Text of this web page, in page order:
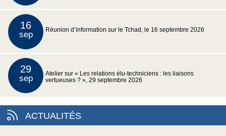
16
sep Réunion d’information sur le Tchad, le 16 septembre 2026
29
sep
Atelier sur « Les relations élu-techniciens : les liaisons
vertueuses ? », 29 septembre 2026
ACTUALITÉS